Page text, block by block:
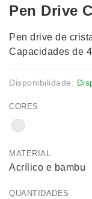
Pen Drive
Pen drive de
Capacidades de
Disponibilidade:
CORES
MATERIAL
Acrílico e bambu
QUANTIDADES